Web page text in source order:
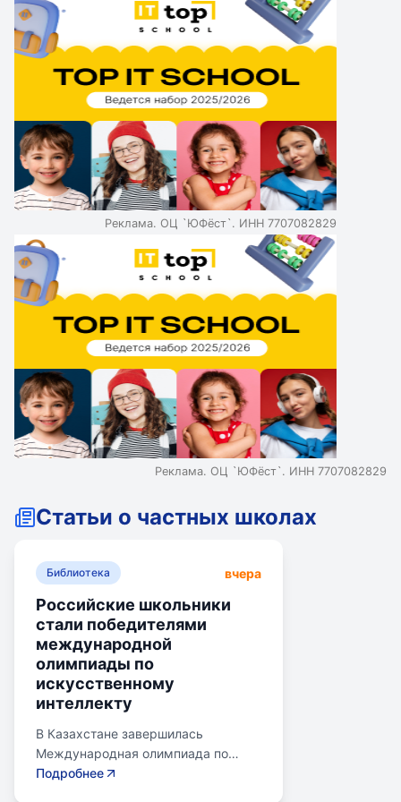
Реклама. ОЦ `ЮФёст`. ИНН 7707082829
Реклама. ОЦ `ЮФёст`. ИНН 7707082829
Статьи о частных школах
Библиотека вчера
Российские школьники
стали победителями
международной
олимпиады по
искусственному
интеллекту
В Казахстане завершилась
Международная олимпиада по
искусственному интеллекту.
Подробнее